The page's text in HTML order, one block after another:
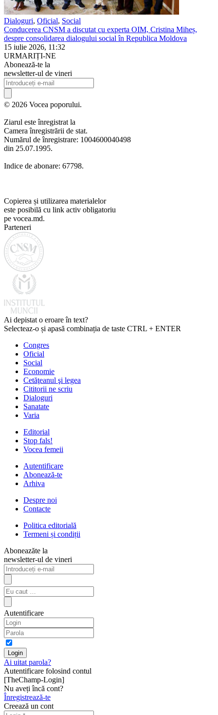
Dialoguri, Oficial, Social
Conducerea CNSM a discutat cu experta OIM, Cristina Miheș,
despre consolidarea dialogului social în Republica Moldova
15 iulie 2026, 11:32
URMARIȚI-NE
Abonează-te la
newsletter-ul de vineri
© 2026 Vocea poporului.
Ziarul este înregistrat la
Camera înregistrării de stat.
Numărul de înregistrare: 1004600040498
din 25.07.1995.
Indice de abonare: 67798.
Copierea și utilizarea materialelor
este posibilă cu link activ obligatoriu
pe vocea.md.
Parteneri
Ai depistat o eroare în text?
Selecteaz-o și apasă combinația de taste CTRL + ENTER
Congres
Oficial
Social
Economie
Cetăţeanul şi legea
Cititorii ne scriu
Dialoguri
Sanatate
Varia
Editorial
Stop fals!
Vocea femeii
Autentificare
Abonează-te
Arhiva
Despre noi
Contacte
Politica editorială
Termeni și condiții
Aboneazăte la
newsletter-ul de vineri
Autentificare
Ai uitat parola?
Autentificare folosind contul
[TheChamp-Login]
Nu aveți încă cont?
Înregistrează-te
Creează un cont